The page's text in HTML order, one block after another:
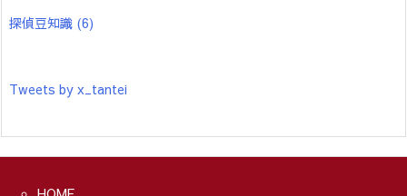
探偵豆知識 (6)
Tweets by x_tantei